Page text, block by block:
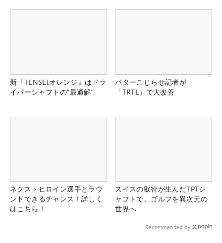
新『TENSEIオレンジ』はドラ
イバーシャフトの“最適解”
パターこじらせ記者が
「TRTL」で大改善
ネクストヒロイン選手とラウ
ンドできるチャンス！詳しく
はこちら！
スイスの叡智が生んだTPTシ
ャフトで、ゴルフを異次元の
世界へ
Recommended by